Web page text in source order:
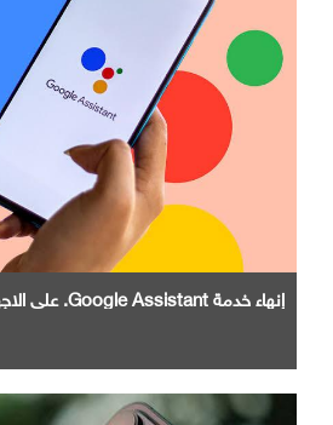
إنهاء خدمة Google Assistant. علي الاجهزه المؤهله